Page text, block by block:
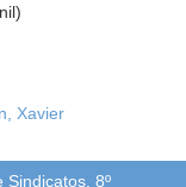
Xavier
Sindicatos, 8º